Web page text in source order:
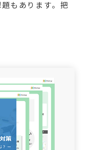
もあります。把